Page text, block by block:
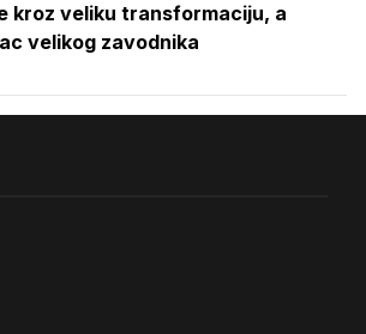
kroz veliku transformaciju, a
velikog zavodnika